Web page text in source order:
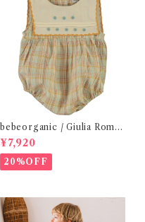
bebeorganic / Giulia Romp
er Lagoon Check( 6・12ｍ)
¥7,920
20%OFF